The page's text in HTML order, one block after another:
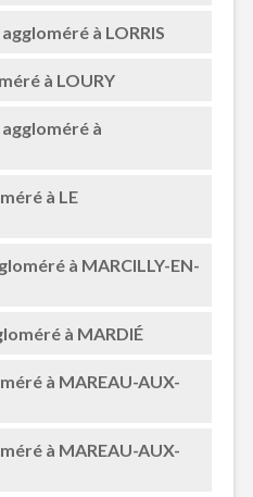
à LORRIS
à LOURY
à
à LE
à MARCILLY-EN-
à MARDIÉ
à MAREAU-AUX-
à MAREAU-AUX-